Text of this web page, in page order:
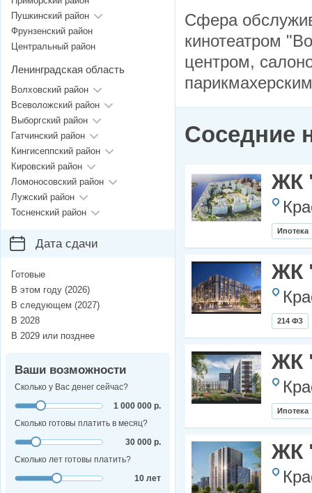
Сфера
кинотеатром
центром,
Соседние
ЖК
Ипотека
ЖК
214 ФЗ
ЖК
Ипотека
ЖК
Пушкинский район
Фрунзенский район
Центральный район
Ленинградская область
Волховский район
Всеволожский район
Выборгский район
Гатчинский район
Кингисеппский район
Кировский район
Ломоносовский район
Лужский район
Тосненский район
Дата сдачи
Готовые
В этом году (2026)
В следующем (2027)
В 2028
В 2029 или позднее
Ваши возможности
Сколько у Вас денег сейчас?
1 000 000 р.
Сколько готовы платить в месяц?
30 000 р.
Сколько лет готовы платить?
10 лет